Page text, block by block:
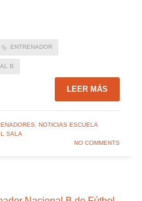
ENTRENADOR
B
LEER MÁS
, NOTICIAS ESCUELA
SALA
NO COMMENTS